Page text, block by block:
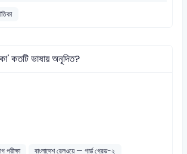
কতটি ভাষায় অনূদিত?
পরীক্ষা বাংলাদেশ রেলওয়ে — গার্ড গ্রেড-২